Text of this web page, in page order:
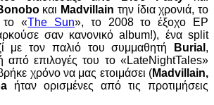
και Madvillain την ίδια χρονιά, το
το «The Sun», το 2008 το έξοχο EP
σαν κανονικό album!), ένα split
με τον παλιό του συμμαθητή
Burial ,
από επιλογές του το «LateNightTales»
χρόνο να μας ετοιμάσει (Madvillain,
ήταν ορισμένες από τις προτιμήσεις